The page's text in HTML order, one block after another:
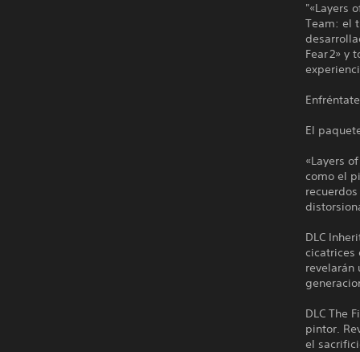
"«Layers
Team: el
Fear 2» y
El
«Layers
como el
DLC
cicatrices
revelarán
DLC The
pintor.
el